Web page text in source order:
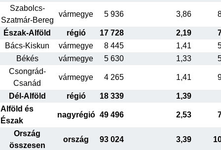
Szabolcs-
Szatmár-Bereg
vármegye 5 936 3,86
Észak-Alföld régió 17 728 2,19
Bács-Kiskun
vármegye 8 445 1,41
Békés
vármegye 5 630 1,33
Csongrád-
Csanád
vármegye 4 265 1,41
Dél-Alföld régió 18 339
1,39
Alföld és
Észak
nagyrégió 49 496 2,53
Ország
összesen
ország 93 024 3,39